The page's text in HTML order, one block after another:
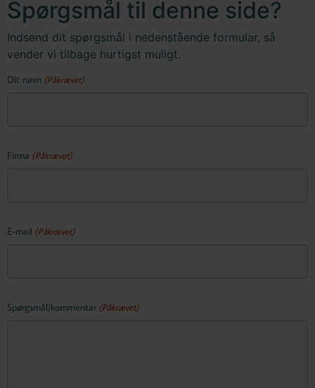
Spørgsmål til denne side?
Indsend dit spørgsmål i nedenstående formular, så
vender vi tilbage hurtigst muligt.
Dit navn (Påkrævet)
Firma (Påkrævet)
E-mail (Påkrævet)
Spørgsmål/kommentar (Påkrævet)